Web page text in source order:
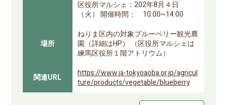
区役所マルシェ：202年8月４日
（火） 開催時間： 10:00~14:00
場所
ねりま区内の対象ブルーベリー観光農
園（詳細はHP） （区役所マルシェは
練馬区役所１階アトリウム）
関連URL
https://www.ja-tokyoaoba.or.jp/agricul
ture/products/vegetable/blueberry